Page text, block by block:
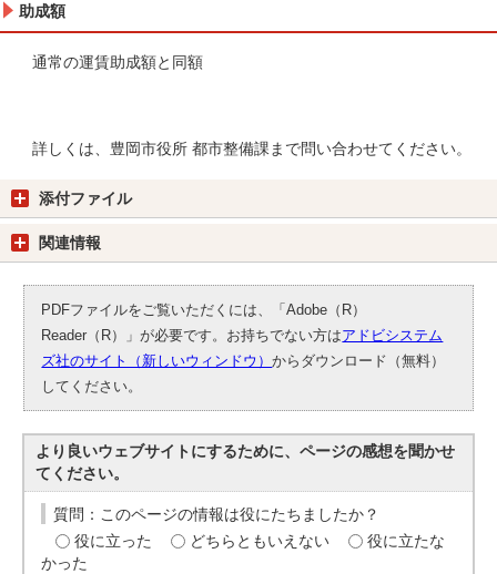
助成額
通常の運賃助成額と同額
詳しくは、豊岡市役所 都市整備課まで問い合わせてください。
添付ファイル
関連情報
PDFファイルをご覧いただくには、「Adobe（R）
Reader（R）」が必要です。お持ちでない方はアドビシステム
ズ社のサイト（新しいウィンドウ）からダウンロード（無料）
してください。
より良いウェブサイトにするために、ページの感想を聞かせ
てください。
質問：このページの情報は役にたちましたか？
役に立った
どちらともいえない
役に立たな
かった